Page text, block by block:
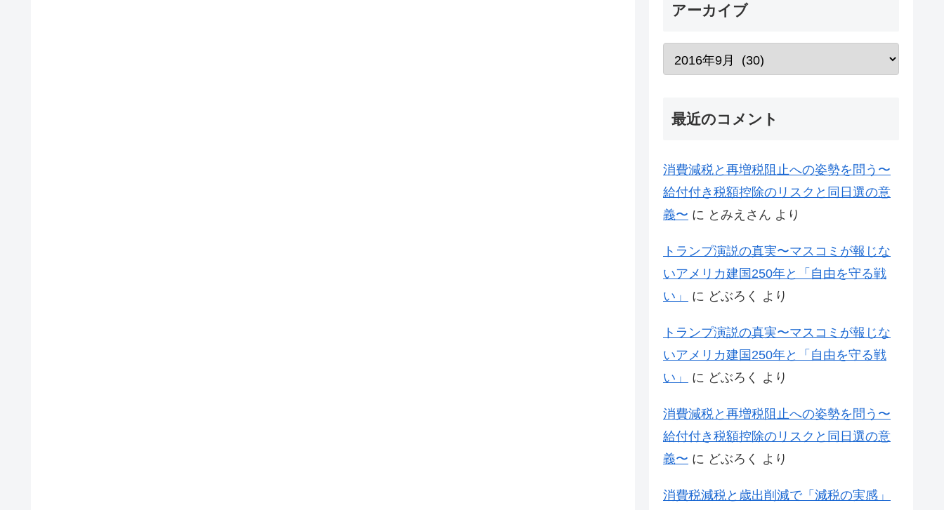
アーカイブ
最近のコメント
消費減税と再増税阻止への姿勢を問う〜
給付付き税額控除のリスクと同日選の意
義〜 に とみえさん より
トランプ演説の真実〜マスコミが報じな
いアメリカ建国250年と「自由を守る戦
い」
に どぶろく より
トランプ演説の真実〜マスコミが報じな
いアメリカ建国250年と「自由を守る戦
い」
に どぶろく より
消費減税と再増税阻止への姿勢を問う〜
給付付き税額控除のリスクと同日選の意
義〜 に どぶろく より
消費税減税と歳出削減で「減税の実感」